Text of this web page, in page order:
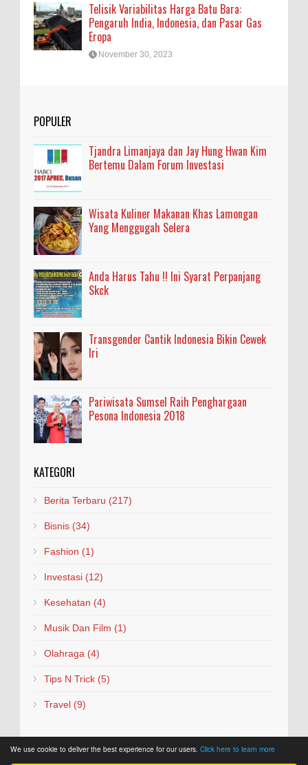
We use cookie to deliver the best experience for our users. Click here to learn more
Telisik Variabilitas Harga Batu Bara:
Pengaruh India, Indonesia, dan Pasar Gas
Eropa
November 30, 2023
POPULER
Tjandra Limanjaya dan Jay Hung Hwan Kim
Bertemu Dalam Forum Investasi
Wisata Kuliner Makanan Khas Lamongan
Yang Menggugah Selera
Anda Harus Tahu !! Ini Syarat Perpanjang
Skck
Transgender Cantik Indonesia Bikin Cewek
Iri
Pariwisata Sumsel Raih Penghargaan
Pesona Indonesia 2018
KATEGORI
Berita Terbaru (217)
Bisnis (34)
Fashion (1)
Investasi (12)
Kesehatan (4)
Musik Dan Film (1)
Olahraga (4)
Tips N Trick (5)
Travel (9)
Copyright © 2026Mbipike.